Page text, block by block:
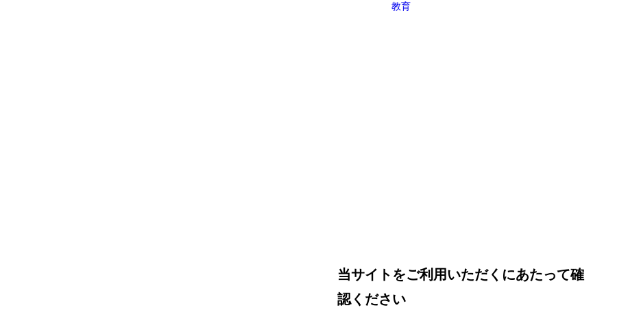
教育
当サイトをご利用いただくにあたって確
認ください